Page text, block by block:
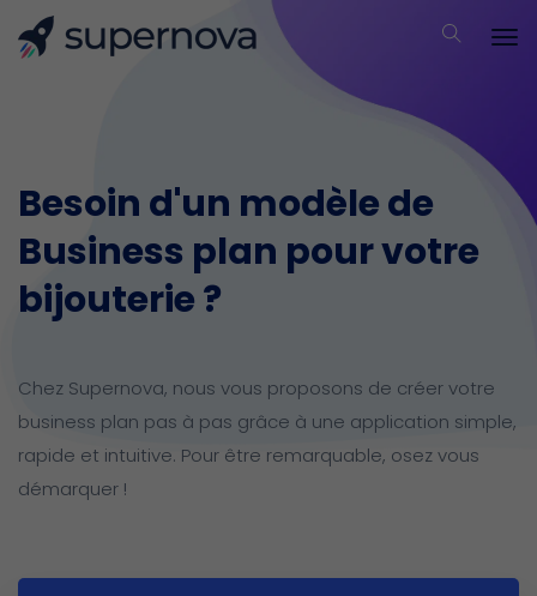
Besoin d'un modèle de
Business plan pour votre
bijouterie ?
Chez Supernova, nous vous proposons de créer votre
business plan pas à pas grâce à une application simple,
rapide et intuitive. Pour être remarquable, osez vous
démarquer !